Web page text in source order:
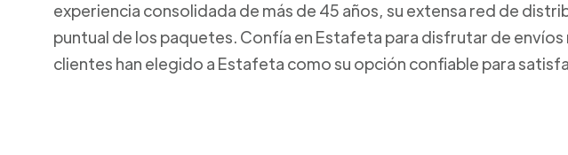
experiencia consolidada de más de 45 años, su extensa red de
puntual de los paquetes. Confía en Estafeta para disfrutar de
clientes han elegido a Estafeta como su opción confiable para